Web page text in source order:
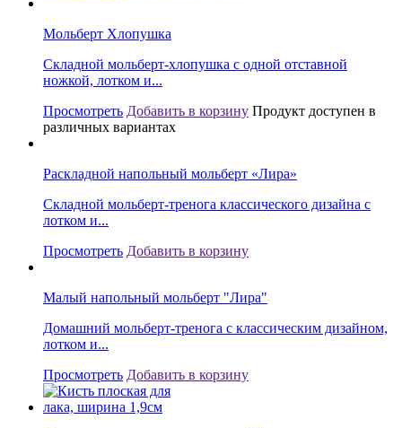
Мольберт Хлопушка
Складной мольберт-хлопушка с одной отставной
ножкой, лотком и...
Просмотреть Добавить в корзину Продукт доступен в
различных вариантах
Раскладной напольный мольберт «Лира»
Складной мольберт-тренога классического дизайна с
лотком и...
Просмотреть Добавить в корзину
Малый напольный мольберт "Лира"
Домашний мольберт-тренога с классическим дизайном,
лотком и...
Просмотреть Добавить в корзину